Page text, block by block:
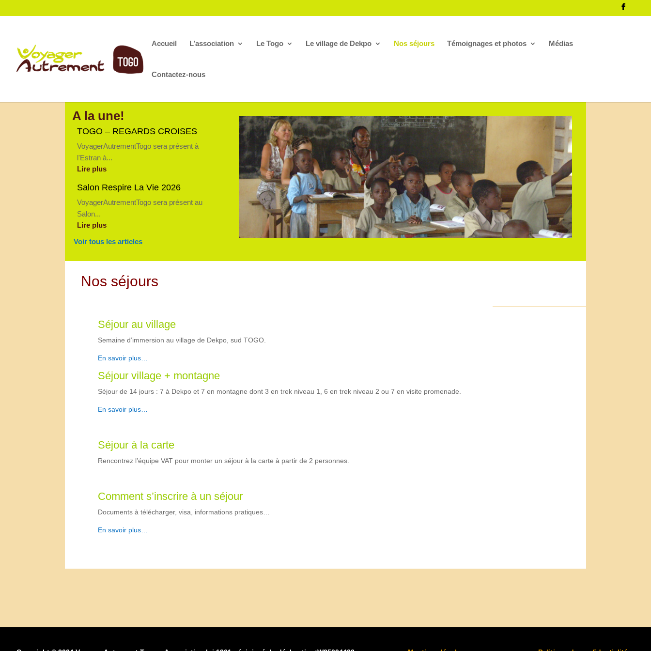
Accueil L’association Le Togo Le village de Dekpo Nos séjours Témoignages et photos Médias
Contactez-nous
A la une!
TOGO – REGARDS CROISES
VoyagerAutrementTogo sera présent à
l'Estran à...
Lire plus
Salon Respire La Vie 2026
VoyagerAutrementTogo sera présent au
Salon...
Lire plus
Voir tous les articles
Nos séjours
Séjour au village
Semaine d’immersion au village de Dekpo, sud TOGO.
En savoir plus…
Séjour village + montagne
Séjour de 14 jours : 7 à Dekpo et 7 en montagne dont 3 en trek niveau 1, 6 en trek niveau 2 ou 7 en visite promenade.
En savoir plus…
Séjour à la carte
Rencontrez l’équipe VAT pour monter un séjour à la carte à partir de 2 personnes.
Comment s’inscrire à un séjour
Documents à télécharger, visa, informations pratiques…
En savoir plus…